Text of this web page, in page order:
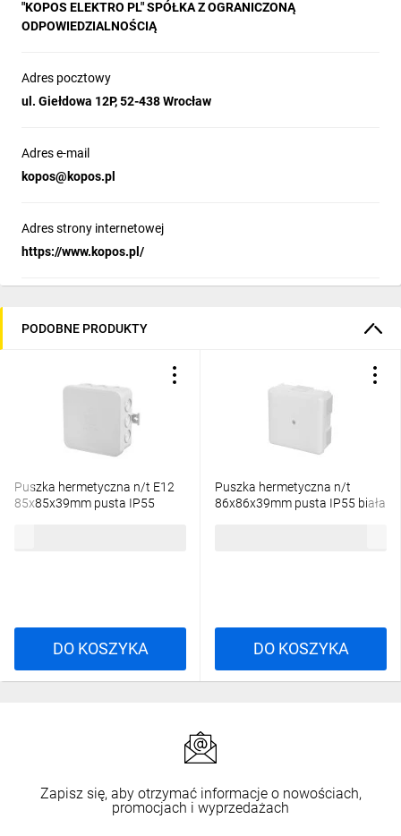
"KOPOS ELEKTRO PL" SPÓŁKA Z OGRANICZONĄ
ODPOWIEDZIALNOŚCIĄ
Adres pocztowy
ul. Giełdowa 12P, 52-438 Wrocław
Adres e-mail
kopos@kopos.pl
Adres strony internetowej
https://www.kopos.pl/
PODOBNE PRODUKTY
Puszka hermetyczna n/t E12
85x85x39mm pusta IP55
DO KOSZYKA
Puszka hermetyczna n/t
86x86x39mm pusta IP55 biała
DO KOSZYKA
Zapisz się, aby otrzymać informacje o nowościach,
promocjach i wyprzedażach